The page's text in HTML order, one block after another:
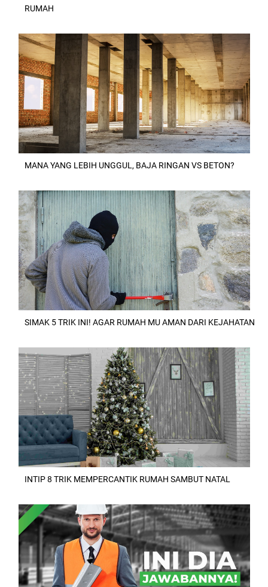
RUMAH
MANA YANG LEBIH UNGGUL, BAJA RINGAN VS BETON?
SIMAK 5 TRIK INI! AGAR RUMAH MU AMAN DARI KEJAHATAN
INTIP 8 TRIK MEMPERCANTIK RUMAH SAMBUT NATAL